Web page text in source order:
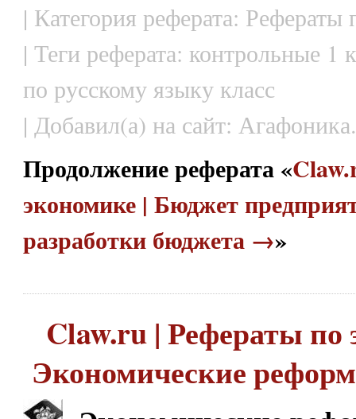
| Категория реферата: Рефераты
| Теги реферата: контрольные 1
по русскому языку класс
| Добавил(а) на сайт: Агафоника.
Продолжение реферата «
экономике | Бюджет
разработки бюджета →»
Claw.ru | Рефераты по
Экономические